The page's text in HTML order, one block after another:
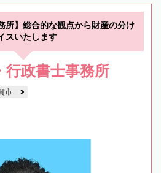
所】総合的な観点から財産の分け
スいたします
行政書士事務所
市